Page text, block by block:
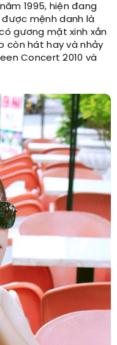
1995, hiện đang
mệnh danh là
gương mặt xinh xắn
còn hát hay và nhảy
Concert 2010 và